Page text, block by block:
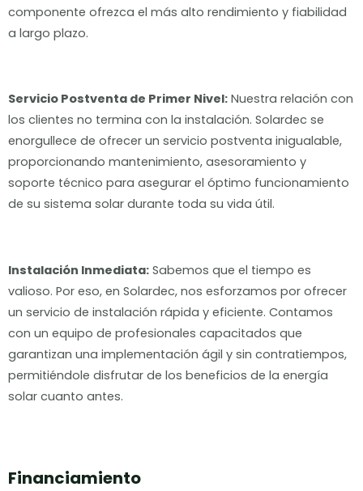
componente ofrezca el más alto rendimiento y fiabilidad
a largo plazo.
Servicio Postventa de Primer Nivel: Nuestra relación con
los clientes no termina con la instalación. Solardec se
enorgullece de ofrecer un servicio postventa inigualable,
proporcionando mantenimiento, asesoramiento y
soporte técnico para asegurar el óptimo funcionamiento
de su sistema solar durante toda su vida útil.
Instalación Inmediata: Sabemos que el tiempo es
valioso. Por eso, en Solardec, nos esforzamos por ofrecer
un servicio de instalación rápida y eficiente. Contamos
con un equipo de profesionales capacitados que
garantizan una implementación ágil y sin contratiempos,
permitiéndole disfrutar de los beneficios de la energía
solar cuanto antes.
Financiamiento